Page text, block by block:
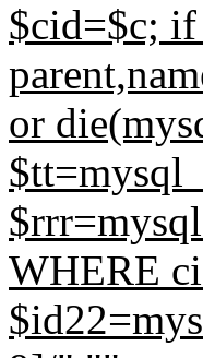
$cid=$c;
or
WHERE